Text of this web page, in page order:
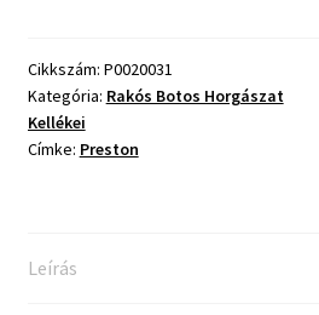
Bushes
Teflon
Betét
5mm
Cikkszám: P0020031
Kategória: Rakós Botos Horgászat
Kellékei
Címke: Preston
Leírás